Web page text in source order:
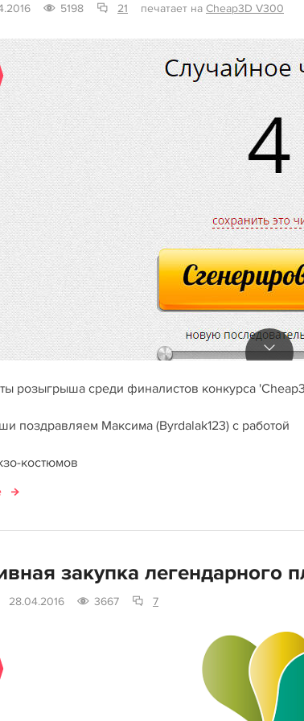
5198 21 печатает на Cheap3D V300
розыгрыша среди финалистов конкурса
поздравляем Максима (Byrdalak123) с работой
костюмов
закупка легендарного
28.04.2016 3667 7